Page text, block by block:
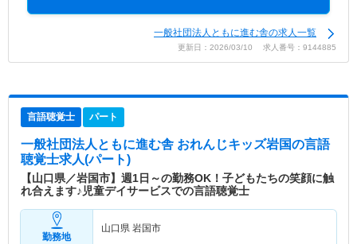
一般社団法人ともに進む舎の求人一覧
更新日：2026/03/10 求人番号：9144885
言語聴覚士 パート
一般社団法人ともに進む舎 おれんじキッズ岩国の言語
聴覚士求人(パート)
【山口県／岩国市】週1日～の勤務OK！子どもたちの笑顔に触
れ合えます♪児童デイサービスでの言語聴覚士
勤務地
山口県 岩国市